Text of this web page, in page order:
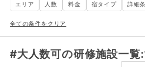
エリア 人数 料金 宿タイプ 詳細
全ての条件をクリア
#大人数可の研修施設一覧